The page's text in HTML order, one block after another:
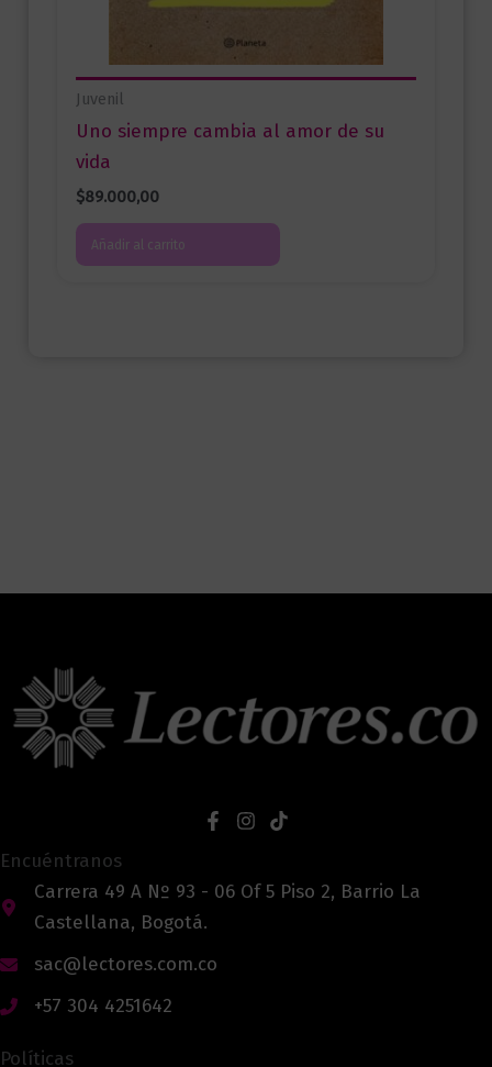
Juvenil
Uno siempre cambia al amor de su
vida
$89.000,00
Añadir al carrito
Encuéntranos
Carrera 49 A Nº 93 - 06 Of 5 Piso 2, Barrio La
Castellana, Bogotá.
sac@lectores.com.co
+57 304 4251642
Políticas